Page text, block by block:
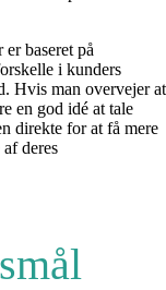
baseret på
i kunders
Hvis man overvejer at
en god idé at tale
direkte for at få mere
deres